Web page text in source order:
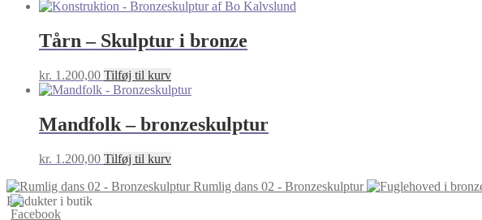
Tårn – Skulptur i bronze
kr. 1.200,00 Tilføj til kurv
Mandfolk – bronzeskulptur
kr. 1.200,00 Tilføj til kurv
Rumlig dans 02 - Bronzeskulptur
Produkter i butik